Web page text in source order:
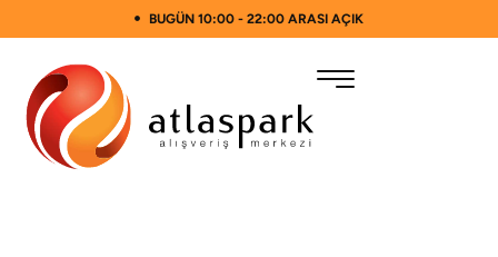
BUGÜN 10:00 - 22:00 ARASI AÇIK